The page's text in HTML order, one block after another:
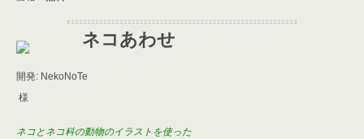
ネコあわせ
開発: NekoNoTe
様
ネコとネコ科の動物のイラストを使った